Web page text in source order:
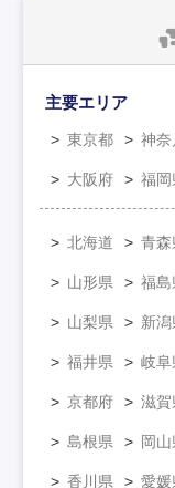
主要エリア
東京都 神奈
大阪府 福岡
北海道 青森
山形県 福島
山梨県 新潟
福井県 岐阜
京都府 滋賀
島根県 岡山
香川県 愛媛